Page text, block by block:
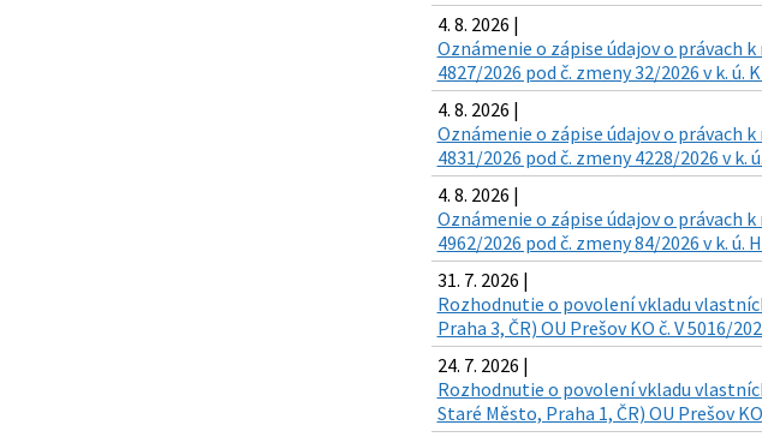
4. 8. 2026 |
Oznámenie o zápise údajov o
4827/2026 pod č. zmeny 32/2026 v k. ú.
4. 8. 2026 |
Oznámenie o zápise údajov o
4831/2026 pod č. zmeny 4228/2026 v
4. 8. 2026 |
Oznámenie o zápise údajov o
4962/2026 pod č. zmeny 84/2026 v k.
31. 7. 2026 |
Rozhodnutie o povolení vkladu
Praha 3, ČR) OU Prešov KO č. V 5016/
24. 7. 2026 |
Rozhodnutie o povolení vkladu
Staré Město, Praha 1, ČR) OU Prešov